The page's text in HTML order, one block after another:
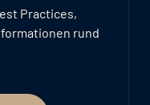
Practices,
rund